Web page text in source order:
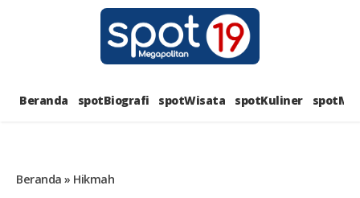
UNIK
Beranda spotBiografi spotWisata spotKuliner
Beranda » Hikmah